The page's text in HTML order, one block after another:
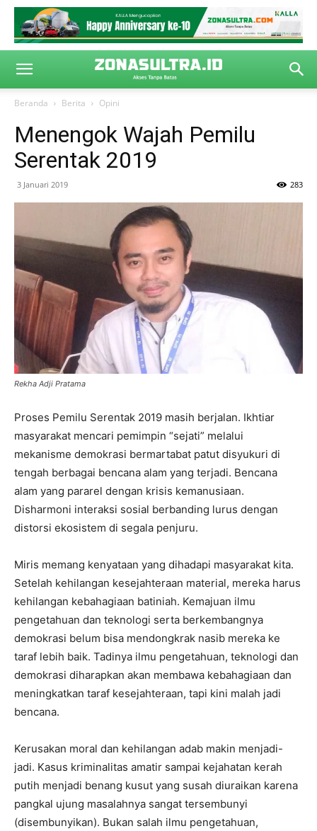
Beranda Berita Opini
Menengok Wajah Pemilu
Serentak 2019
3 Januari 2019 283
Rekha Adji Pratama
Proses Pemilu Serentak 2019 masih berjalan. Ikhtiar
masyarakat mencari pemimpin “sejati” melalui
mekanisme demokrasi bermartabat patut disyukuri di
tengah berbagai bencana alam yang terjadi. Bencana
alam yang pararel dengan krisis kemanusiaan.
Disharmoni interaksi sosial berbanding lurus dengan
distorsi ekosistem di segala penjuru.
Miris memang kenyataan yang dihadapi masyarakat kita.
Setelah kehilangan kesejahteraan material, mereka harus
kehilangan kebahagiaan batiniah. Kemajuan ilmu
pengetahuan dan teknologi serta berkembangnya
demokrasi belum bisa mendongkrak nasib mereka ke
taraf lebih baik. Tadinya ilmu pengetahuan, teknologi dan
demokrasi diharapkan akan membawa kebahagiaan dan
meningkatkan taraf kesejahteraan, tapi kini malah jadi
bencana.
Kerusakan moral dan kehilangan adab makin menjadi-
jadi. Kasus kriminalitas amatir sampai kejahatan kerah
putih menjadi benang kusut yang susah diuraikan karena
pangkal ujung masalahnya sangat tersembunyi
(disembunyikan). Bukan salah ilmu pengetahuan,